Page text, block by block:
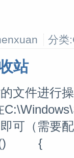
分类
站
文件进行
可（需要